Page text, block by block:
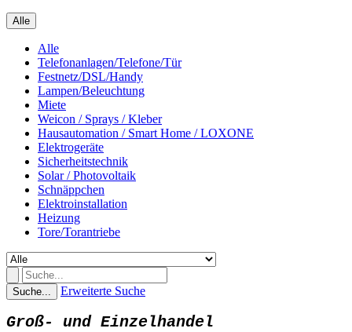
Alle
Alle
Telefonanlagen/Telefone/Tür
Festnetz/DSL/Handy
Lampen/Beleuchtung
Miete
Weicon / Sprays / Kleber
Hausautomation / Smart Home / LOXONE
Elektrogeräte
Sicherheitstechnik
Solar / Photovoltaik
Schnäppchen
Elektroinstallation
Heizung
Tore/Torantriebe
Suche... Erweiterte Suche
Groß- und Einzelhandel